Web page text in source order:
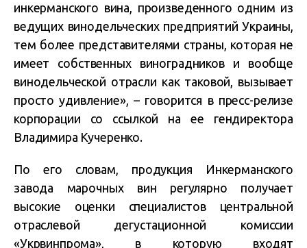
инкерманского вина, произведенного одним из
ведущих винодельческих предприятий Украины,
тем более представителями страны, которая не
имеет собственных виноградников и вообще
винодельческой отрасли как таковой, вызывает
просто удивление», – говорится в пресс-релизе
корпорации со ссылкой на ее гендиректора
Владимира Кучеренко.
По его словам, продукция Инкерманского
завода марочных вин регулярно получает
высокие оценки специалистов центральной
отраслевой дегустационной комиссии
«Укрвинпрома», в которую входят